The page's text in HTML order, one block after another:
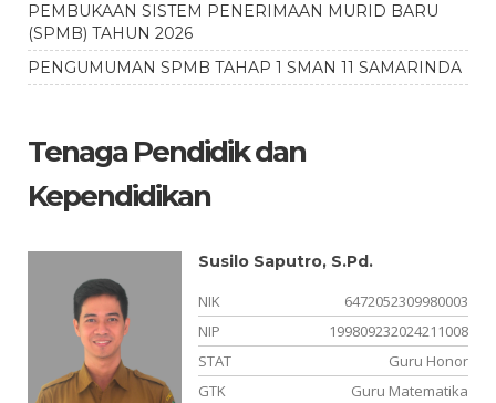
PEMBUKAAN SISTEM PENERIMAAN MURID BARU
(SPMB) TAHUN 2026
PENGUMUMAN SPMB TAHAP 1 SMAN 11 SAMARINDA
Tenaga Pendidik dan
Kependidikan
Susilo Saputro, S.Pd.
NIK
6472052309980003
NIP
199809232024211008
STAT
Guru Honor
GTK
Guru Matematika